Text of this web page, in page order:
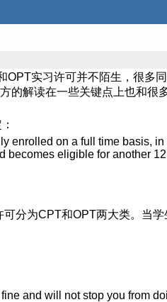
实习许可并不陌生，很多
解读在一些关键点上也和
on a full time basis,
eligible for another
分为CPT和OPT两大类。当
and will not stop you from